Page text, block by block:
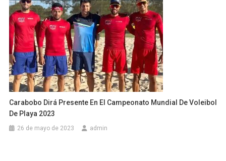
Carabobo Dirá Presente En El Campeonato Mundial De Voleibol
De Playa 2023
26 de mayo de 2023 admin